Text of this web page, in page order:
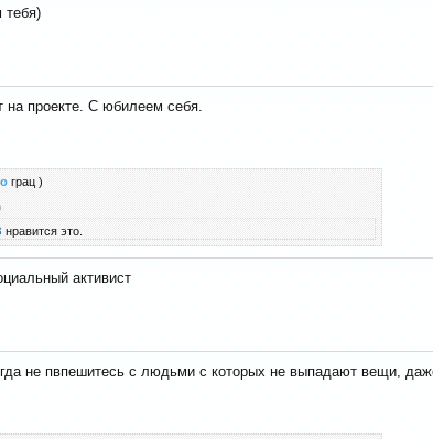
на проекте. С юбилеем себя.
грац )
нравится это.
активист
не пвпешитесь с людьми с которых не выпадают вещи,